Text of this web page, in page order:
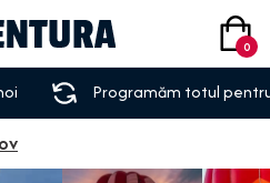
0
Programăm totul